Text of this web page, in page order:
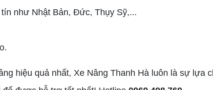
như Nhật Bản, Đức, Thụy Sỹ,...
hiệu quả nhất, Xe Nâng Thanh Hà luôn là sự lựa